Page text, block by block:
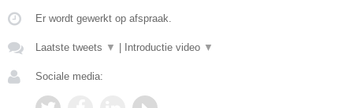
Er wordt gewerkt op afspraak.
Laatste tweets ▼ Introductie video ▼
Sociale media: